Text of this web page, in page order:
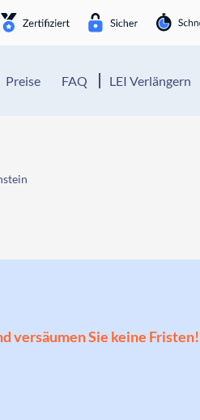
Preise FAQ LEI Verlängern
versäumen Sie keine